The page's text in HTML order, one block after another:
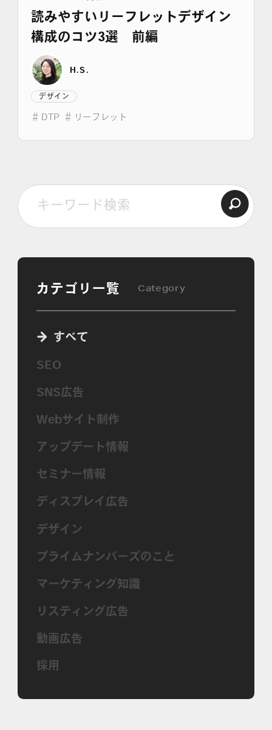
読みやすいリーフレットデザイン
構成のコツ3選 前編
H.S.
デザイン
＃ DTP ＃ リーフレット
カテゴリ一覧 Category
すべて
SEO
SNS広告
Webサイト制作
アップデート情報
セミナー情報
ディスプレイ広告
デザイン
プライムナンバーズのこと
マーケティング知識
リスティング広告
動画広告
採用